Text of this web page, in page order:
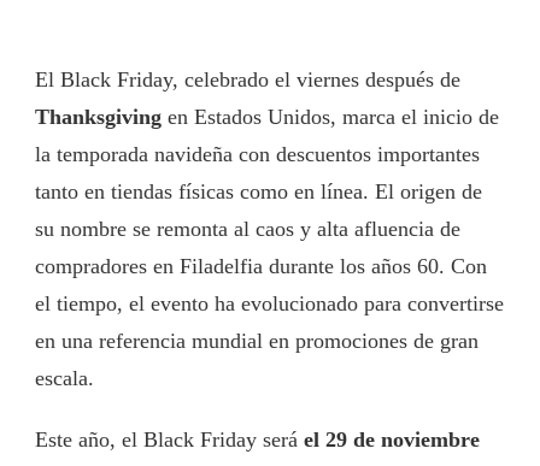
El Black Friday, celebrado el viernes después de
Thanksgiving en Estados Unidos, marca el inicio de
la temporada navideña con descuentos importantes
tanto en tiendas físicas como en línea. El origen de
su nombre se remonta al caos y alta afluencia de
compradores en Filadelfia durante los años 60. Con
el tiempo, el evento ha evolucionado para convertirse
en una referencia mundial en promociones de gran
escala.
Este año, el Black Friday será el 29 de noviembre